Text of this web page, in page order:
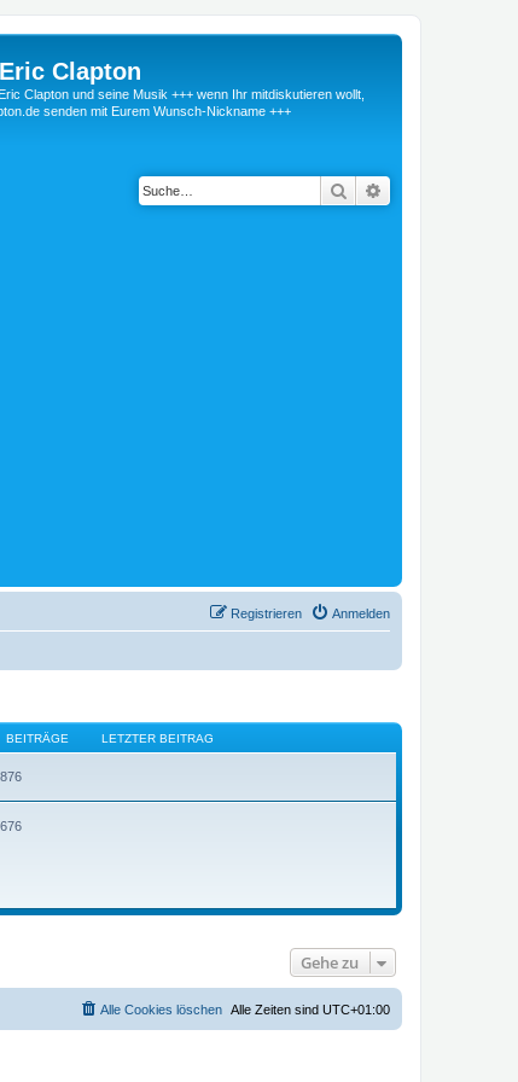
Clapton
Clapton und seine Musik +++ wenn Ihr mitdiskutieren wollt,
senden mit Eurem Wunsch-Nickname +++
Suche
Anmelden
Registrieren
BEITRÄGE LETZTER BEITRAG
Gehe zu
Alle Zeiten sind UTC+01:00
Alle Cookies löschen